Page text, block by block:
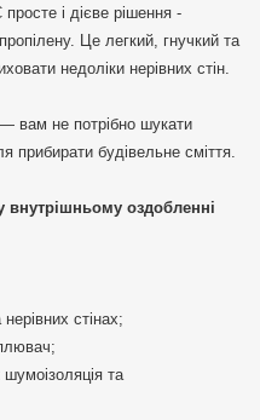
і дієве рішення -
Це легкий, гнучкий та
недоліки нерівних стін.
вам не потрібно шукати
прибирати будівельне сміття.
внутрішньому оздобленні
стінах;
та